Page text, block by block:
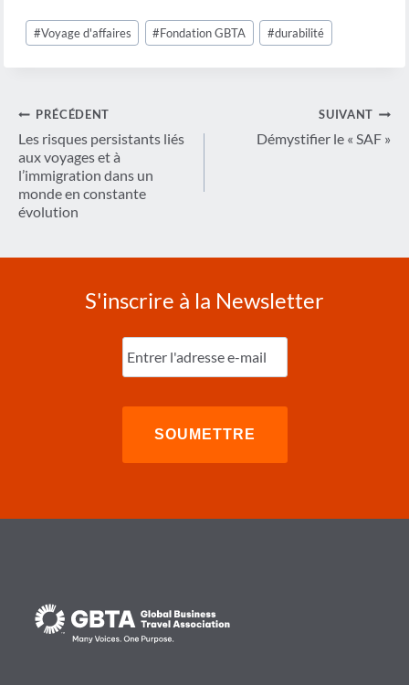
Étiquettes
de
#Voyage d'affaires #Fondation GBTA #durabilité
Navigation
de
l’article
PRÉCÉDENT
Les risques persistants liés
aux voyages et à
l’immigration dans un
monde en constante
évolution
SUIVANT
Démystifier le « SAF »
S'inscrire à la Newsletter
Entrez
l'e-
mail